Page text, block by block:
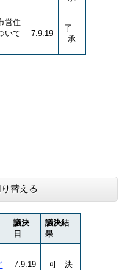
営住
いて
7.9.19
了
承
替える
議決
日
議決結
果
7.9.19 可 決